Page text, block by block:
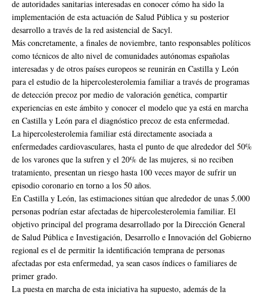
de autoridades sanitarias interesadas en conocer cómo ha sido la
implementación de esta actuación de Salud Pública y su posterior
desarrollo a través de la red asistencial de Sacyl.
Más concretamente, a finales de noviembre, tanto responsables políticos
como técnicos de alto nivel de comunidades autónomas españolas
interesadas y de otros países europeos se reunirán en Castilla y León
para el estudio de la hipercolesterolemia familiar a través de programas
de detección precoz por medio de valoración genética, compartir
experiencias en este ámbito y conocer el modelo que ya está en marcha
en Castilla y León para el diagnóstico precoz de esta enfermedad.
La hipercolesterolemia familiar está directamente asociada a
enfermedades cardiovasculares, hasta el punto de que alrededor del 50%
de los varones que la sufren y el 20% de las mujeres, si no reciben
tratamiento, presentan un riesgo hasta 100 veces mayor de sufrir un
episodio coronario en torno a los 50 años.
En Castilla y León, las estimaciones sitúan que alrededor de unas 5.000
personas podrían estar afectadas de hipercolesterolemia familiar. El
objetivo principal del programa desarrollado por la Dirección General
de Salud Pública e Investigación, Desarrollo e Innovación del Gobierno
regional es el de permitir la identificación temprana de personas
afectadas por esta enfermedad, ya sean casos índices o familiares de
primer grado.
La puesta en marcha de esta iniciativa ha supuesto, además de la